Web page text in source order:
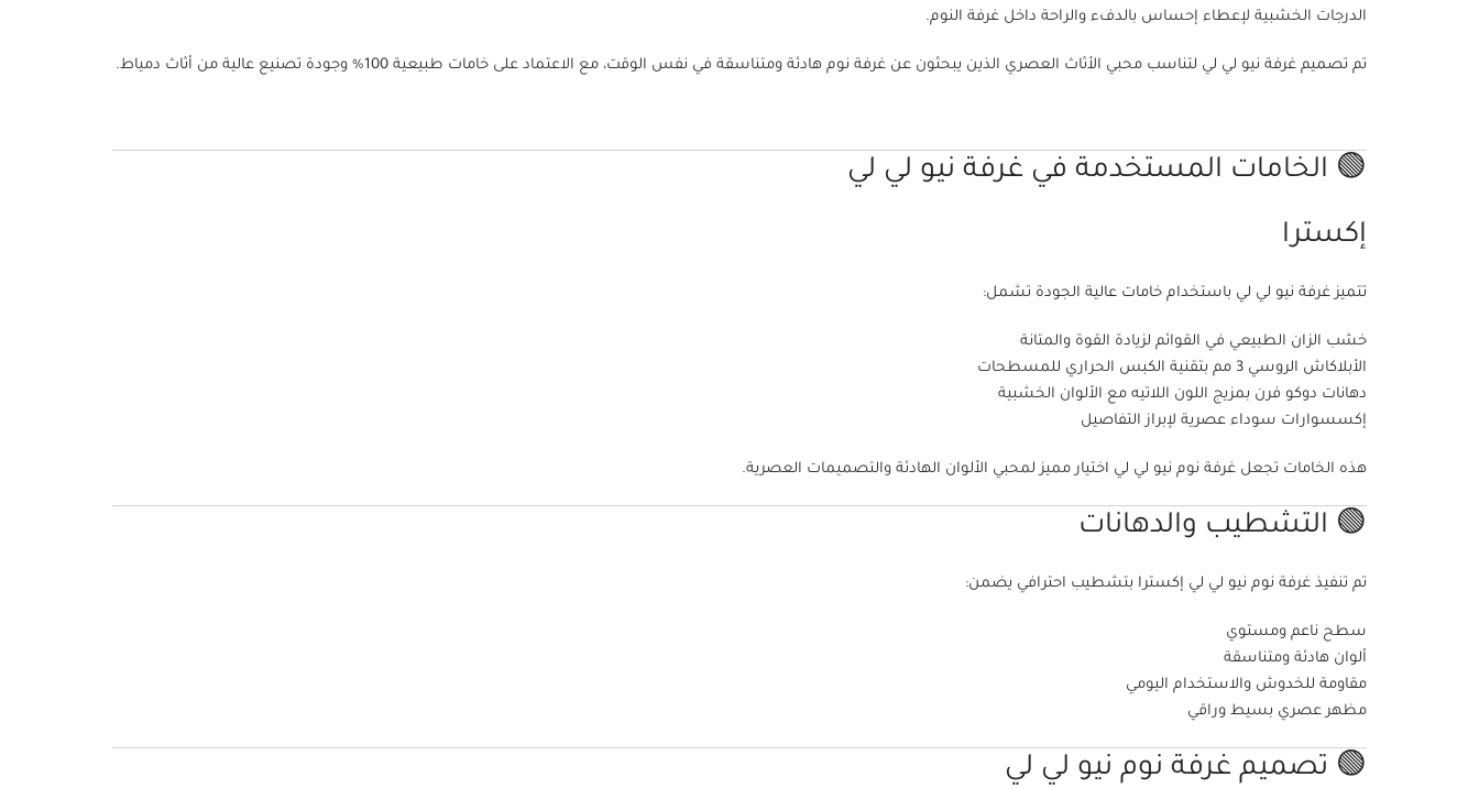
الدرجات الخشبية لإعطاء إحساس بالدفء والراحة داخل غرفة النوم.
تم تصميم غرفة نيو لي لي لتناسب محبي الأثاث العصري الذين يبحثون عن غرفة نوم هادئة ومتناسقة في نفس الوقت، مع الاعتماد على خامات طبيعية 100% وجودة تصنيع عالية من أثاث دمياط.
🟢 الخامات المستخدمة في غرفة نيو لي لي
إكسترا
تتميز غرفة نيو لي لي باستخدام خامات عالية الجودة تشمل:
خشب الزان الطبيعي في القوائم لزيادة القوة والمتانة
الأبلاكاش الروسي 3 مم بتقنية الكبس الحراري للمسطحات
دهانات دوكو فرن بمزيج اللون اللاتيه مع الألوان الخشبية
إكسسوارات سوداء عصرية لإبراز التفاصيل
هذه الخامات تجعل غرفة نوم نيو لي لي اختيار مميز لمحبي الألوان الهادئة والتصميمات العصرية.
🟢 التشطيب والدهانات
تم تنفيذ غرفة نوم نيو لي لي إكسترا بتشطيب احترافي يضمن:
سطح ناعم ومستوي
ألوان هادئة ومتناسقة
مقاومة للخدوش والاستخدام اليومي
مظهر عصري بسيط وراقي
🟢 تصميم غرفة نوم نيو لي لي